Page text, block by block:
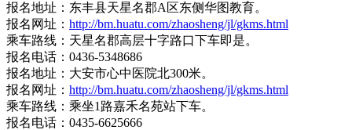
报名地址：东丰县天星名郡A区东侧华图教育。
报名网址： http://bm.huatu.com/zhaosheng/jl/gkms.html
乘车路线：天星名郡高层十字路口下车即是。
报名电话：0436-5348686
报名地址：大安市心中医院北300米。
报名网址： http://bm.huatu.com/zhaosheng/jl/gkms.html
乘车路线：乘坐1路嘉禾名苑站下车。
报名电话：0435-6625666